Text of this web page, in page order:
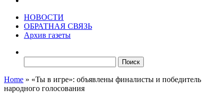
НОВОСТИ
ОБРАТНАЯ СВЯЗЬ
Архив газеты
Home » «Ты в игре»: объявлены финалисты и победитель
народного голосования